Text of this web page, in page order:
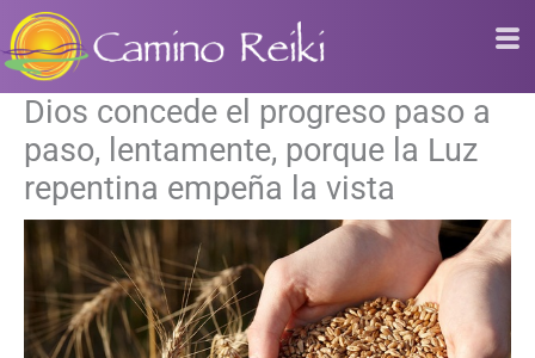
al
contenido
Dios concede el progreso paso a
paso, lentamente, porque la Luz
repentina empeña la vista